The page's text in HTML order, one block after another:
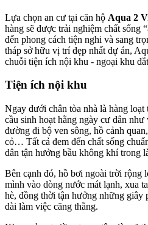
Lựa chọn an cư tại căn hộ Aqua 2
hàng sẽ được trải nghiệm chất sống
đến phong cách tiện nghi và sang
tháp sở hữu vị trí đẹp nhất dự án,
chuỗi tiện ích nội khu - ngoại khu
Tiện ích nội khu
Ngay dưới chân tòa nhà là hàng
cầu sinh hoạt hằng ngày cư dân
đường đi bộ ven sông, hồ cảnh
cỏ… Tất cả đem đến chất sống
dân tận hưởng bầu không khí trong
Bên cạnh đó, hồ bơi ngoài trời rộng
mình vào dòng nước mát lạnh, xua
hè, đồng thời tận hưởng những giây
dài làm việc căng thẳng.